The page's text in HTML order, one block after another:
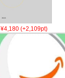
¥4,180 (+2,109pt)